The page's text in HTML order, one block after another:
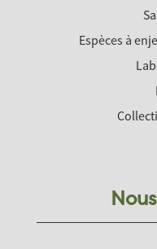
Espèces à